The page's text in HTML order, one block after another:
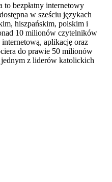
bezpłatny internetowy
w sześciu językach
hiszpańskim, polskim i
10 milionów czytelników
aplikację oraz
do prawie 50 milionów
jednym z liderów katolickich